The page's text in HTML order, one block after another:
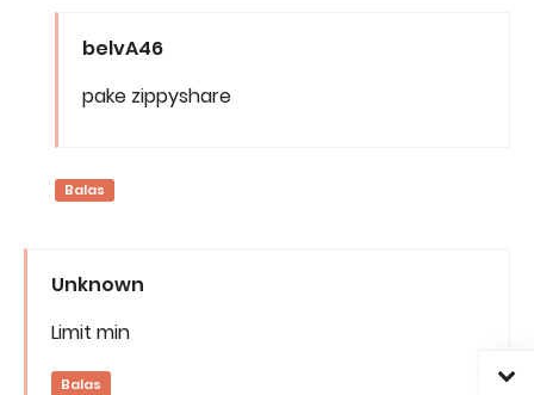
belvA46
pake zippyshare
Balas
Unknown
Limit min
Balas